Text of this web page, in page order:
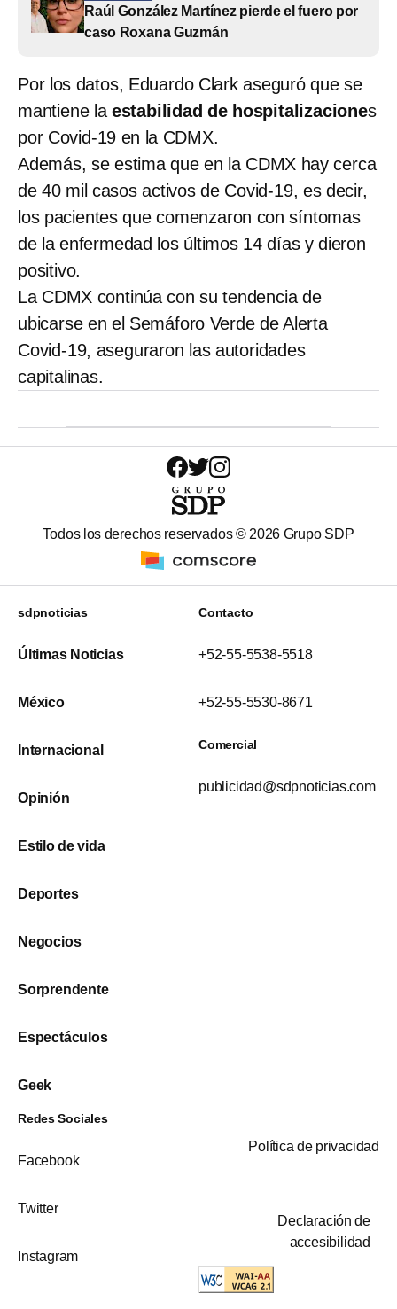
Raúl González Martínez pierde el fuero por
caso Roxana Guzmán
Por los datos, Eduardo Clark aseguró que se
mantiene laestabilidad de hospitalizaciones
por Covid-19 en la CDMX.
Además, se estima que en la CDMX hay cerca
de 40 mil casos activos de Covid-19, es decir,
los pacientes que comenzaron con síntomas
de la enfermedad los últimos 14 días y dieron
positivo.
La CDMX continúa con su tendencia de
ubicarse en el Semáforo Verde de Alerta
Covid-19, aseguraron las autoridades
capitalinas.
Todos los derechos reservados © 2026 Grupo SDP
sdpnoticias
Últimas Noticias
México
Internacional
Opinión
Estilo de vida
Deportes
Negocios
Sorprendente
Espectáculos
Geek
Contacto
+52-55-5538-5518
+52-55-5530-8671
Comercial
publicidad@sdpnoticias.com
Redes Sociales
Facebook
Twitter
Instagram
Política de privacidad
Declaración de
accesibilidad